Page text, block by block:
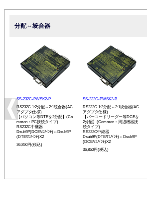
分配⇔統合器
SS-232C-PWSK2-P
RS232C 1:2分配⇔2:1統合器(AC
アダプタ仕様)
【パソコン等DTEを2分配】(Co
mmon：PC接続タイプ)
RS232C中継器
Dsub9P(DCE/ﾒｽ/ｲﾝﾁ)⇔Dsub9P
(DTE/ｵｽ/ｲﾝﾁ)X2
36,850円(税込)
SS-232C-PWSK2-B
RS232C 1:2分配⇔2:1統合器(AC
アダプタ仕様)
【バーコードリーダー等DCEを
2分配】(Common：周辺機器接
続タイプ)
RS232C中継器
Dsub9P(DTE/ｵｽ/ｲﾝﾁ)⇔Dsub9P
(DCE/ﾒｽ/ｲﾝﾁ)X2
36,850円(税込)